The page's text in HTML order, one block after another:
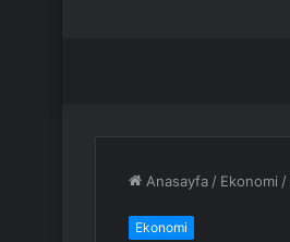
Anasayfa / Ekonomi /
Ekonomi